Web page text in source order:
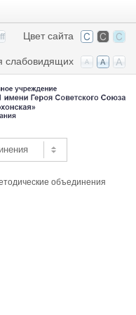
Цвет сайта
слабовидящих
объединения